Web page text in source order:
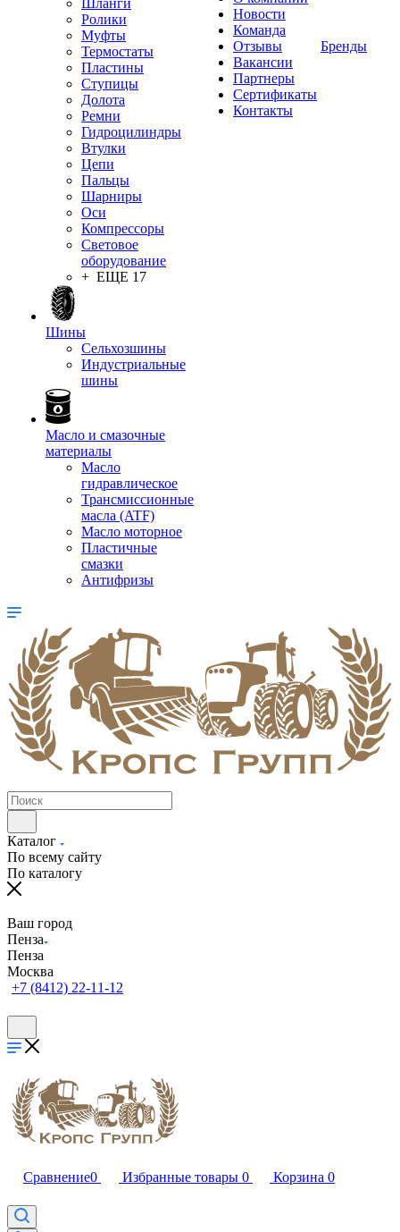
Ролики
Муфты
Термостаты
Пластины
Ступицы
Долота
Ремни
Гидроцилиндры
Втулки
Цепи
Пальцы
Шарниры
Оси
Компрессоры
Световое
оборудование
+ ЕЩЕ 17
Шины
Сельхозшины
Индустриальные
шины
Масло и смазочные
материалы
Масло
гидравлическое
Трансмиссионные
масла (ATF)
Масло моторное
Пластичные
смазки
Антифризы
Новости
Команда
Отзывы
Вакансии
Партнеры
Сертификаты
Контакты
Бренды
Каталог
По всему сайту
По каталогу
Ваш город
Пенза
Пенза
Москва
+7 (8412) 22-11-12
Сравнение0 Избранные товары 0 Корзина 0